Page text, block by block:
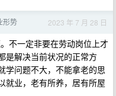
形势 2023 年 7 月 28 日
不一定非要在劳动岗位上才
是解决当前状况的正常方
学问题不大，不能拿老的思
就业，老有所养，居有所屋